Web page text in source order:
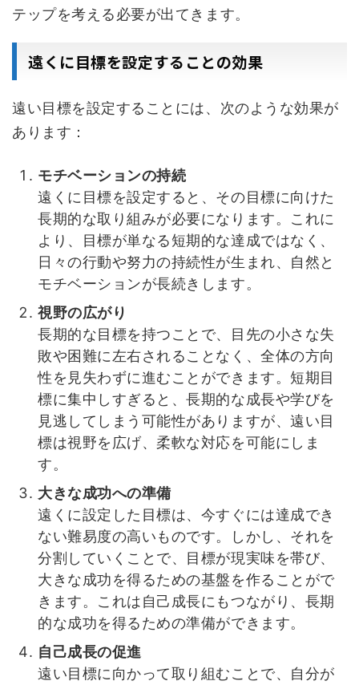
テップを考える必要が出てきます。
遠くに目標を設定することの効果
遠い目標を設定することには、次のような効果が
あります：
モチベーションの持続
遠くに目標を設定すると、その目標に向けた
長期的な取り組みが必要になります。これに
より、目標が単なる短期的な達成ではなく、
日々の行動や努力の持続性が生まれ、自然と
モチベーションが長続きします。
視野の広がり
長期的な目標を持つことで、目先の小さな失
敗や困難に左右されることなく、全体の方向
性を見失わずに進むことができます。短期目
標に集中しすぎると、長期的な成長や学びを
見逃してしまう可能性がありますが、遠い目
標は視野を広げ、柔軟な対応を可能にしま
す。
大きな成功への準備
遠くに設定した目標は、今すぐには達成でき
ない難易度の高いものです。しかし、それを
分割していくことで、目標が現実味を帯び、
大きな成功を得るための基盤を作ることがで
きます。これは自己成長にもつながり、長期
的な成功を得るための準備ができます。
自己成長の促進
遠い目標に向かって取り組むことで、自分が